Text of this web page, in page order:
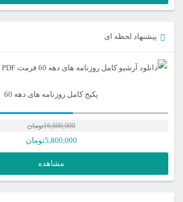
پیشنهاد لحظه ای
پکیج کامل روزنامه های دهه 60
16,600,000تومان
5,800,000تومان
مشاهده